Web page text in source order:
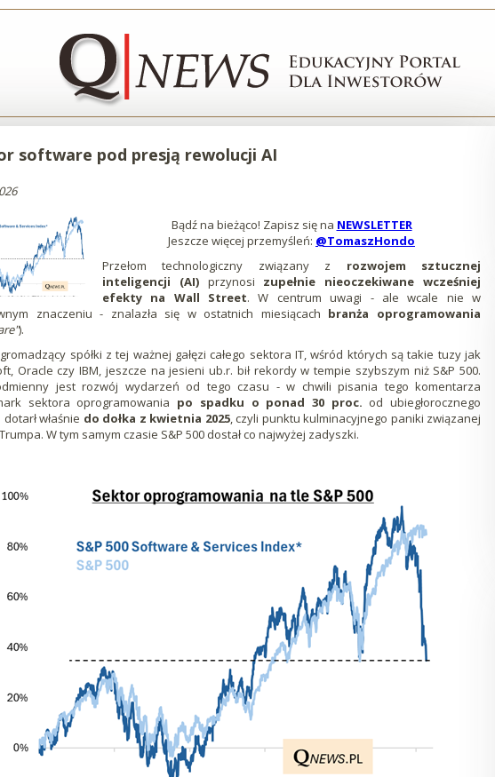
software pod presją rewolucji AI
Bądź na bieżąco! Zapisz się na NEWSLETTEROtworzy
się
nowej
karcie
Jeszcze więcej przemyśleń: @TomaszHondo
w
nowej
karcie
Przełom technologiczny związany z rozwojem sztucznej
inteligencji (AI) przynosi zupełnie nieoczekiwane wcześniej
efekty na Wall Street. W centrum uwagi - ale wcale nie w
znaczeniu - znalazła się w ostatnich miesiącach branża oprogramowania
).
spółki z tej ważnej gałęzi całego sektora IT, wśród których są takie tuzy jak
Oracle czy IBM, jeszcze na jesieni ub.r. bił rekordy w tempie szybszym niż S&P 500.
jest rozwój wydarzeń od tego czasu - w chwili pisania tego komentarza
sektora oprogramowania po spadku o ponad 30 proc. od ubiegłorocznego
właśnie do dołka z kwietnia 2025, czyli punktu kulminacyjnego paniki związanej
Trumpa. W tym samym czasie S&P 500 dostał co najwyżej zadyszki.